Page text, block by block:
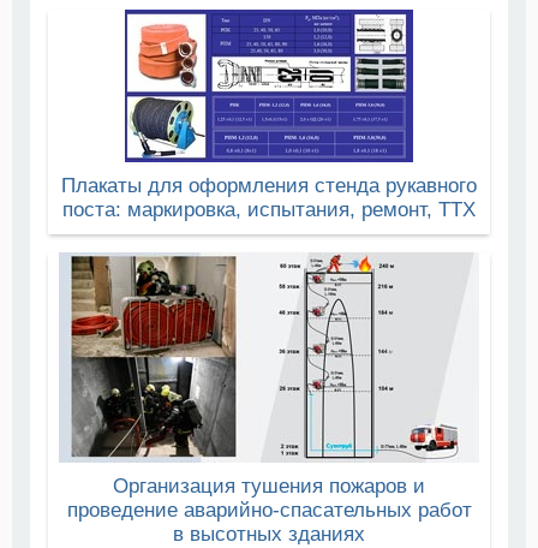
Плакаты для оформления стенда рукавного
поста: маркировка, испытания, ремонт, ТТХ
Организация тушения пожаров и
проведение аварийно-спасательных работ
в высотных зданиях